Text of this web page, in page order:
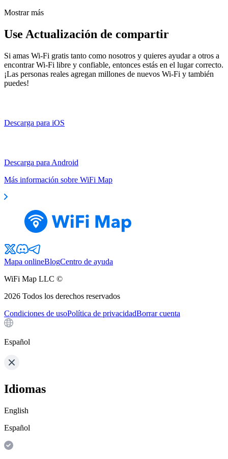
Mostrar más
Use Actualización de compartir
Si amas Wi-Fi gratis tanto como nosotros y quieres ayudar a otros a
encontrar Wi-Fi libre y confiable, entonces estás en el lugar correcto.
¡Las personas reales agregan millones de nuevos Wi-Fi y también
puedes!
Descarga para iOS
Descarga para Android
Más información sobre WiFi Map
Mapa onlineBlogCentro de ayuda
WiFi Map LLC ©
2026 Todos los derechos reservados
Condiciones de usoPolítica de privacidadBorrar cuenta
Español
Idiomas
English
Español